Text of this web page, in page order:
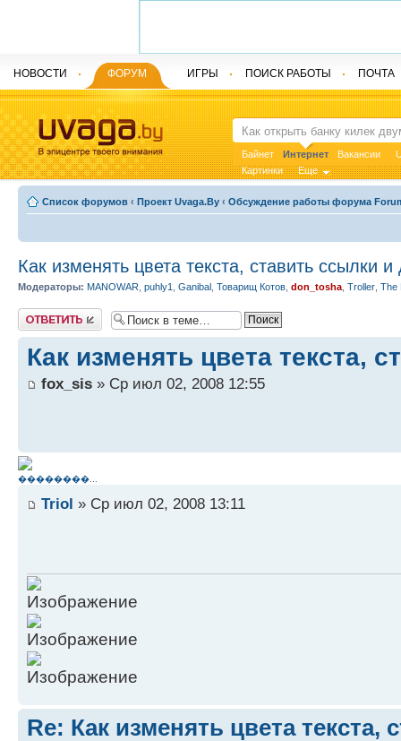
Байнет Интернет Вакансии
Картинки
Еще
НОВОСТИ ФОРУМ ИГРЫ ПОИСК РАБОТЫ ПОЧТА
Список форумов ‹ Проект Uvaga.By ‹ Обсуждение работы форума
Как изменять цвета текста, ставить ссылки и
Модераторы: MANOWAR puhly1 Ganibal Товарищ Котов don_tosha Troller The
Ответить
Как изменять цвета текста,
fox_sis » Ср июл 02, 2008 12:55
��������...
Triol » Ср июл 02, 2008 13:11
Re: Как изменять цвета текста,